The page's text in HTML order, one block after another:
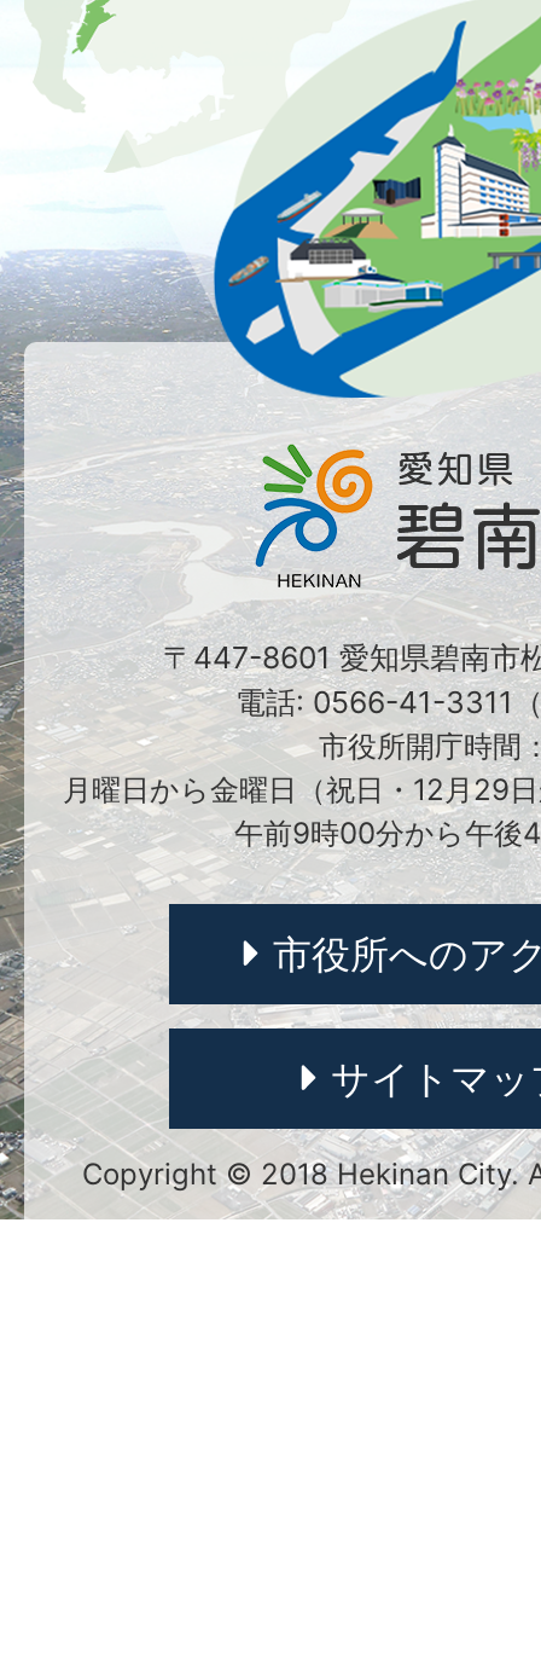
〒447-8601 愛知県碧南市
電話: 0566-41-3311
市役所開庁時間
月曜日から金曜日（祝日・12月29
午前9時00分から午後
市役所へのア
サイトマッ
Copyright © 2018 Hekinan City.